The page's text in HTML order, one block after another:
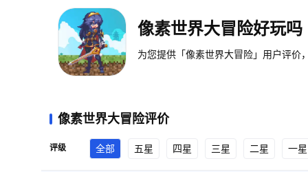
像素世界大冒险好玩吗
为您提供「像素世界大冒险」用户评价
像素世界大冒险评价
评级 全部 五星 四星 三星 二星 一星